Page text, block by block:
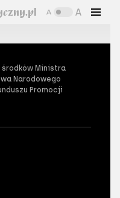
Ministra
Narodowego
Promocji